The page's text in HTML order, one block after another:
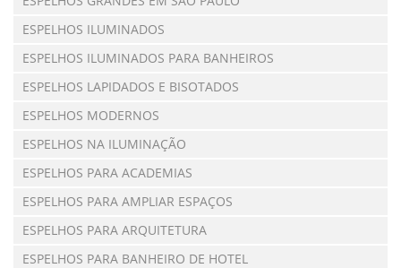
ESPELHOS ILUMINADOS
ESPELHOS ILUMINADOS PARA BANHEIROS
ESPELHOS LAPIDADOS E BISOTADOS
ESPELHOS MODERNOS
ESPELHOS NA ILUMINAÇÃO
ESPELHOS PARA ACADEMIAS
ESPELHOS PARA AMPLIAR ESPAÇOS
ESPELHOS PARA ARQUITETURA
ESPELHOS PARA BANHEIRO DE HOTEL